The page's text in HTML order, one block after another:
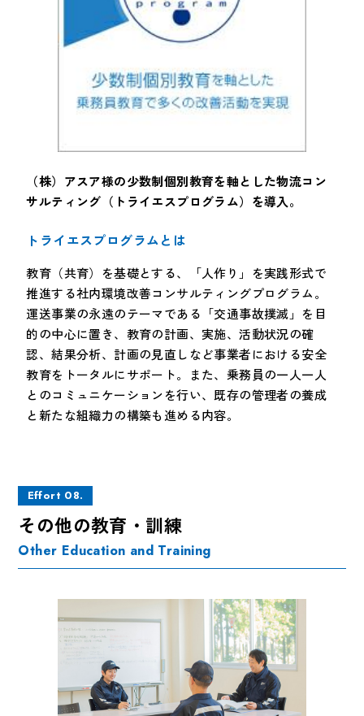
（株）アスア様の少数制個別教育を軸とした物流コン
サルティング（トライエスプログラム）を導入。
トライエスプログラムとは
教育（共育）を基礎とする、「人作り」を実践形式で
推進する社内環境改善コンサルティングプログラム。
運送事業の永遠のテーマである「交通事故撲滅」を目
的の中心に置き、教育の計画、実施、活動状況の確
認、結果分析、計画の見直しなど事業者における安全
教育をトータルにサポート。また、乗務員の一人一人
とのコミュニケーションを行い、既存の管理者の養成
と新たな組織力の構築も進める内容。
Effort 08.
その他の教育・訓練
Other Education and Training